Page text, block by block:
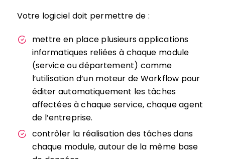
Votre logiciel doit permettre de :
mettre en place plusieurs applications
informatiques reliées à chaque module
(service ou département) comme
l’utilisation d’un moteur de Workflow pour
éditer automatiquement les tâches
affectées à chaque service, chaque agent
de l’entreprise.
contrôler la réalisation des tâches dans
chaque module, autour de la même base